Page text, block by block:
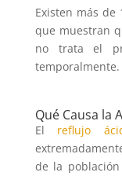
Existen más
que muestran
no trata el
temporalmente.
Qué Causa la
El reflujo
de la